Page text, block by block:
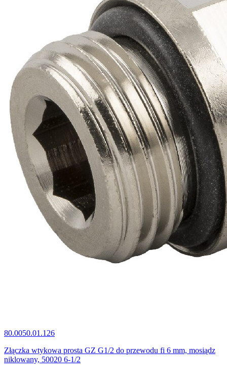
80.0050.01.126
Złączka wtykowa prosta GZ G1/2 do przewodu fi 6 mm, mosiądz
niklowany, 50020 6-1/2